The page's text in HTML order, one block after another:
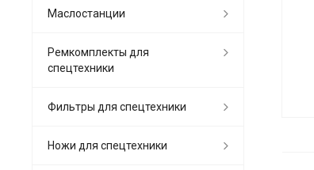
Маслостанции
Ремкомплекты для
спецтехники
Фильтры для спецтехники
Ножи для спецтехники